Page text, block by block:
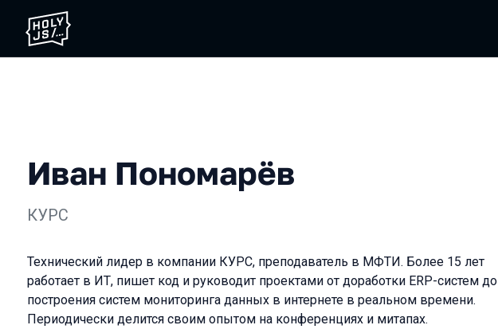
Иван Пономарёв
КУРС
Технический лидер в компании КУРС, преподаватель в МФТИ. Более 15 лет
работает в ИТ, пишет код и руководит проектами от доработки ERP-систем до
построения систем мониторинга данных в интернете в реальном времени.
Периодически делится своим опытом на конференциях и митапах.